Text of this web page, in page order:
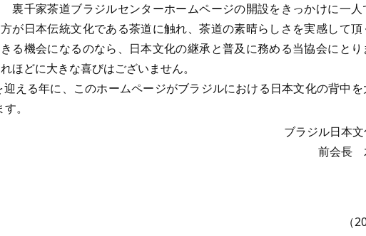
裏千家茶道ブラジルセンターホームページの開設をきっかけに一人
方が日本伝統文化である茶道に触れ、茶道の素晴らしさを実感して
きる機会になるのなら、日本文化の継承と普及に務める当協会にと
れほどに大きな喜びはございません。
える年に、このホームページがブラジルにおける日本文化の背中を
。
ブラジル日本
前会長
（